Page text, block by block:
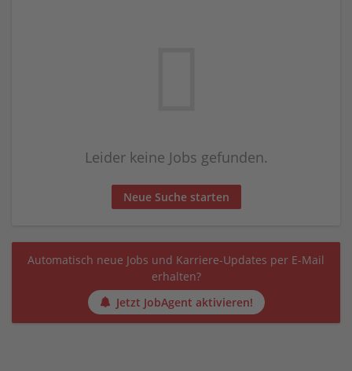
Leider keine Jobs gefunden.
Neue Suche starten
Automatisch neue Jobs und Karriere-Updates per E-Mail
erhalten?
Jetzt JobAgent aktivieren!